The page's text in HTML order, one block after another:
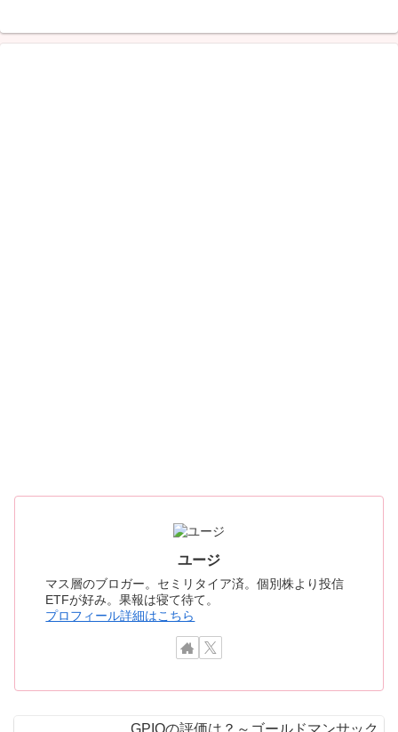
ユージ
マス層のブロガー。セミリタイア済。個別株より投信
ETFが好み。果報は寝て待て。
プロフィール詳細はこちら